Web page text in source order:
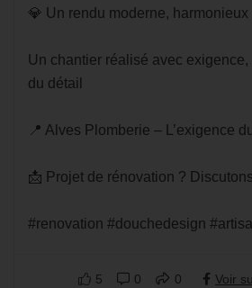
💎 Un rendu moderne, harmonieux
Un chantier réalisé avec
du détail
📍 Alves Plomberie – L’exigence
📩 Projet de rénovation ?
#renovation #douchedesign
5 0 0 Voir